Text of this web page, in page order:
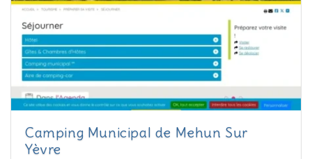
Camping Municipal de Mehun Sur
Yèvre